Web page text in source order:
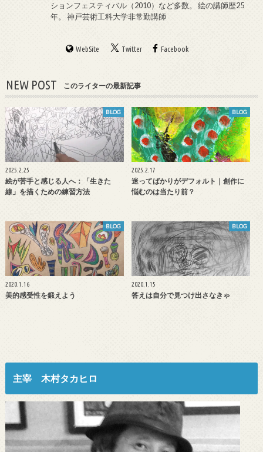
ションフェスティバル（2010）など多数。 絵の講師歴25
年。 神戸芸術工科大学非常勤講師
WebSite Twitter Facebook
NEW POST このライターの最新記事
BLOG
2025.2.25
絵が苦手と感じる人へ：「生きた
線」を描くための練習方法
BLOG
2025.2.17
迷ってばかりがデフォルト｜創作に
悩むのは当たり前？
BLOG
2020.1.16
美的感受性を鍛えよう
BLOG
2020.1.15
答えは自分で見つけ出さなきゃ
主宰 木村タカヒロ